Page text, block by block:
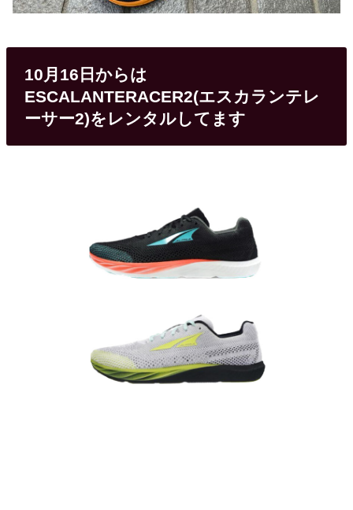
10月16日からは
ESCALANTERACER2(エスカランテレ
ーサー2)をレンタルしてます